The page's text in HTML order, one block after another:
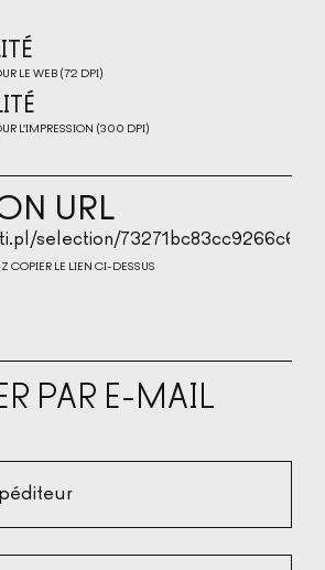
LE WEB (72 DPI)
L'IMPRESSION (300 DPI)
URL
COPIER LE LIEN CI-DESSUS
PAR E-MAIL